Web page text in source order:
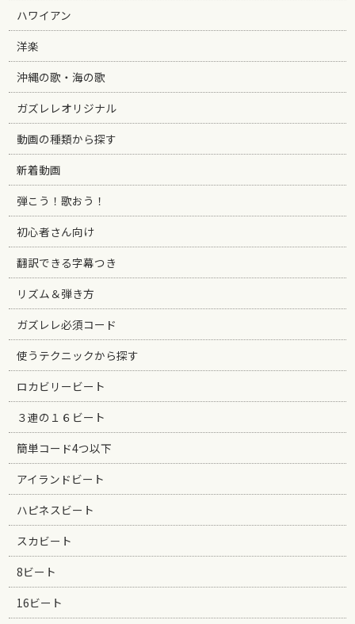
ハワイアン
洋楽
沖縄の歌・海の歌
ガズレレオリジナル
動画の種類から探す
新着動画
弾こう！歌おう！
初心者さん向け
翻訳できる字幕つき
リズム＆弾き方
ガズレレ必須コード
使うテクニックから探す
ロカビリービート
３連の１６ビート
簡単コード4つ以下
アイランドビート
ハピネスビート
スカビート
8ビート
16ビート